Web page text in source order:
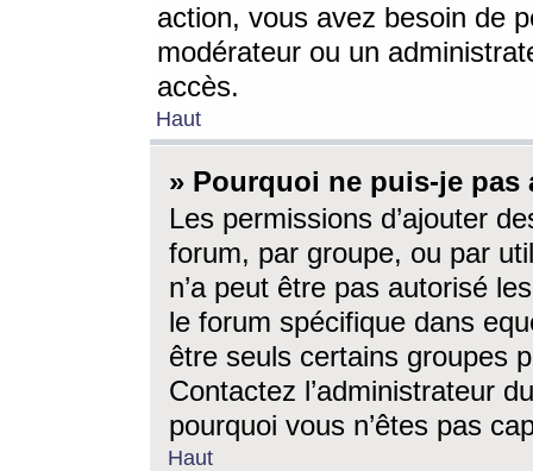
action, vous avez besoin de
modérateur ou un
accès.
Haut
» Pourquoi ne puis-je
Les permissions d’ajouter
forum, par groupe, ou par
n’a peut être pas autorisé
le forum spécifique dans
être seuls certains groupes
Contactez l’administrateur
pourquoi vous n’êtes pas
Haut